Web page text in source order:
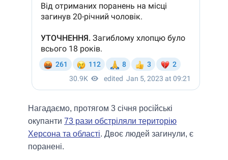
Нагадаємо, протягом 3 січня російські
окупанти 73 рази обстріляли територію
Херсона та області. Двоє людей загинули, є
поранені.